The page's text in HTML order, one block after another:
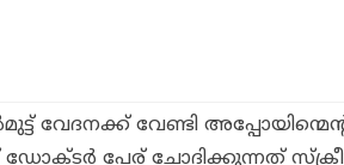
വേദനക്ക് വേണ്ടി
പേര് ചോദിക്കുന്നത്